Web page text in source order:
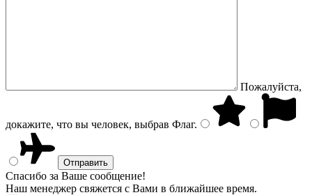
Пожалуйста,
докажите, что вы человек, выбрав Флаг.
Спасибо за Ваше сообщение!
Наш менеджер свяжется с Вами в ближайшее время.